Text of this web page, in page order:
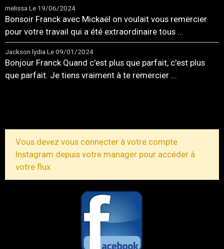
melissaLe 19/06/2024
Bonsoir Franck avec Mickaël on voulait vous remercier
pour votre travail qui a été extraordinaire tous ...
Jackson lydiaLe 09/01/2024
Bonjour Franck Quand c'est plus que parfait, c'est plus
que parfait. Je tiens vraiment à te remercier ...
Vous devez vous connecter à votre compte
Instagram depuis votre manager pour accéder à
votre flux